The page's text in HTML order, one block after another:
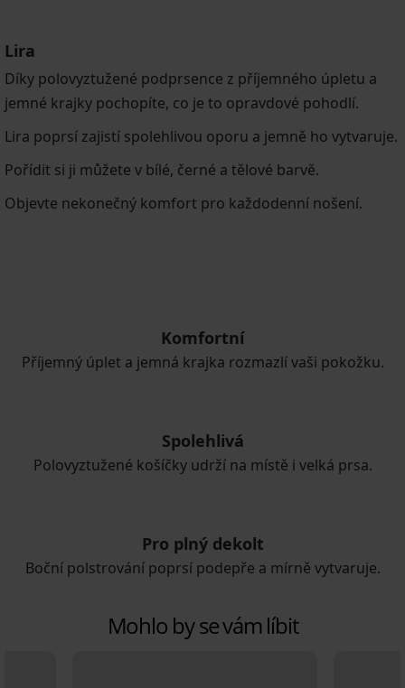
Lira
Díky polovyztužené podprsence z příjemného úpletu a
jemné krajky pochopíte, co je to opravdové pohodlí.
Lira poprsí zajistí spolehlivou oporu a jemně ho vytvaruje.
Pořídit si ji můžete v bílé, černé a tělové barvě.
Objevte nekonečný komfort pro každodenní nošení.
Komfortní
Příjemný úplet a jemná krajka rozmazlí vaši pokožku.
Spolehlivá
Polovyztužené košíčky udrží na místě i velká prsa.
Pro plný dekolt
Boční polstrování poprsí podepře a mírně vytvaruje.
Mohlo by se vám líbit